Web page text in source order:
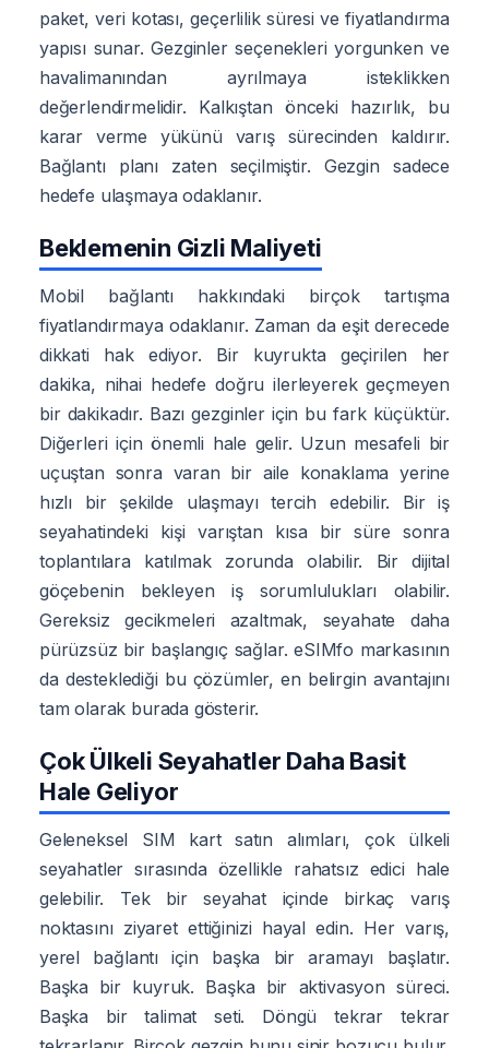
paket, veri kotası, geçerlilik süresi ve fiyatlandırma
yapısı sunar. Gezginler seçenekleri yorgunken ve
havalimanından ayrılmaya isteklikken
değerlendirmelidir. Kalkıştan önceki hazırlık, bu
karar verme yükünü varış sürecinden kaldırır.
Bağlantı planı zaten seçilmiştir. Gezgin sadece
hedefe ulaşmaya odaklanır.
Beklemenin Gizli Maliyeti
Mobil bağlantı hakkındaki birçok tartışma
fiyatlandırmaya odaklanır. Zaman da eşit derecede
dikkati hak ediyor. Bir kuyrukta geçirilen her
dakika, nihai hedefe doğru ilerleyerek geçmeyen
bir dakikadır. Bazı gezginler için bu fark küçüktür.
Diğerleri için önemli hale gelir. Uzun mesafeli bir
uçuştan sonra varan bir aile konaklama yerine
hızlı bir şekilde ulaşmayı tercih edebilir. Bir iş
seyahatindeki kişi varıştan kısa bir süre sonra
toplantılara katılmak zorunda olabilir. Bir dijital
göçebenin bekleyen iş sorumlulukları olabilir.
Gereksiz gecikmeleri azaltmak, seyahate daha
pürüzsüz bir başlangıç sağlar. eSIMfo markasının
da desteklediği bu çözümler, en belirgin avantajını
tam olarak burada gösterir.
Çok Ülkeli Seyahatler Daha Basit
Hale Geliyor
Geleneksel SIM kart satın alımları, çok ülkeli
seyahatler sırasında özellikle rahatsız edici hale
gelebilir. Tek bir seyahat içinde birkaç varış
noktasını ziyaret ettiğinizi hayal edin. Her varış,
yerel bağlantı için başka bir aramayı başlatır.
Başka bir kuyruk. Başka bir aktivasyon süreci.
Başka bir talimat seti. Döngü tekrar tekrar